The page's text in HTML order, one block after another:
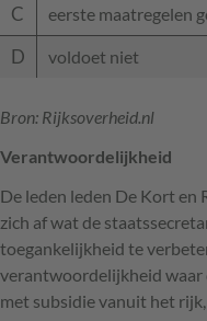
C eerste maatregelen
D voldoet niet
Bron: Rijksoverheid.nl
Verantwoordelijkheid
De leden leden De Kort en
zich af wat de
toegankelijkheid te
verantwoordelijkheid waar
met subsidie vanuit het